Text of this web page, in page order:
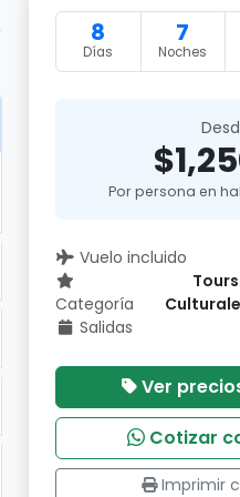
8
Días
7
Noches
Por persona en
Vuelo incluido
Categoría
Salidas
Ver
Cotizar
Imprimir